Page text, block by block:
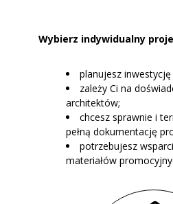
Wybierz indywidualny
planujesz
zależy Ci na
architektów;
chcesz sprawnie i
pełną dokumentację
potrzebujesz
materiałów